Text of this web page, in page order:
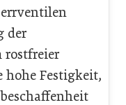
der
rostfreier
hohe Festigkeit,